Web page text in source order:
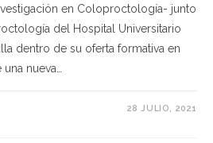
en Coloproctología- junto
del Hospital Universitario
dentro de su oferta formativa en
nueva…
28 JULIO, 2021